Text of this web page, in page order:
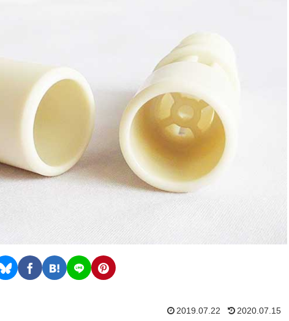
2019.07.22 2020.07.15